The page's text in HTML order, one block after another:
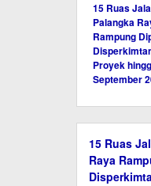
15 Ruas
Palangka
Rampung
Proyek
September
15 Ruas
Raya